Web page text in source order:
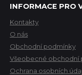
INFORMACE PRO
Kontakty
O nás
Obchodní podmínky
Všeobecné obchodní
Ochrana osobních